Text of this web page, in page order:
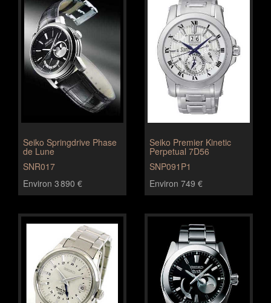
Seiko Springdrive Phase
de Lune
SNR017
Environ 3 890 €
Seiko Premier Kinetic
Perpetual 7D56
SNP091P1
Environ 749 €